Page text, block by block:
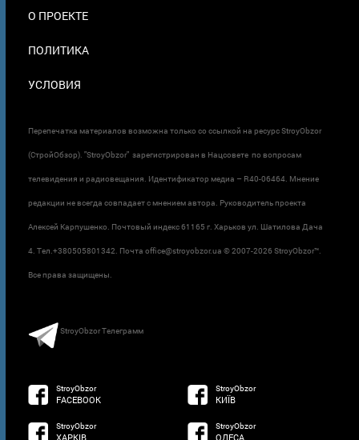
О ПРОЕКТЕ
ПОЛИТИКА
УСЛОВИЯ
Перепечатка материалов возможна только со ссылкой на ресурс StroyObzor
(СтройОбзор). "StroyObzor" зарегистрирован в Нацсовете по вопросам
телевидения и радиовещания. Идентификатор медиа – R40-06464. Мнение
редакции не всегда совпадает с мнением автора. Руководитель проекта
Алексей Карпушенко. Почтовый индекс 61165 г. Харьков ул. Шатилова Дача
4. Тел.+380505801342. Почта office@stroyobzor.ua © 2007-2026 StroyObzor™.
Все права защищены.
StroyObzor Телеграмм
StroyObzor
FACEBOOK
StroyObzor
КИЇВ
StroyObzor
ХАРКІВ
StroyObzor
ОДЕСА